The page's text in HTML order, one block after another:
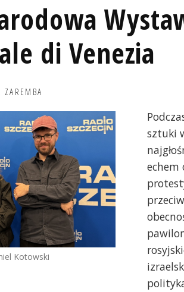
di Venezia
ZAREMBA
Kotowski
sztuki
echem